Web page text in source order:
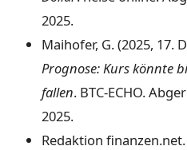
2025.
Maihofer, G. (2025, 17.
Prognose: Kurs könnte
fallen. BTC-ECHO.
2025.
Redaktion